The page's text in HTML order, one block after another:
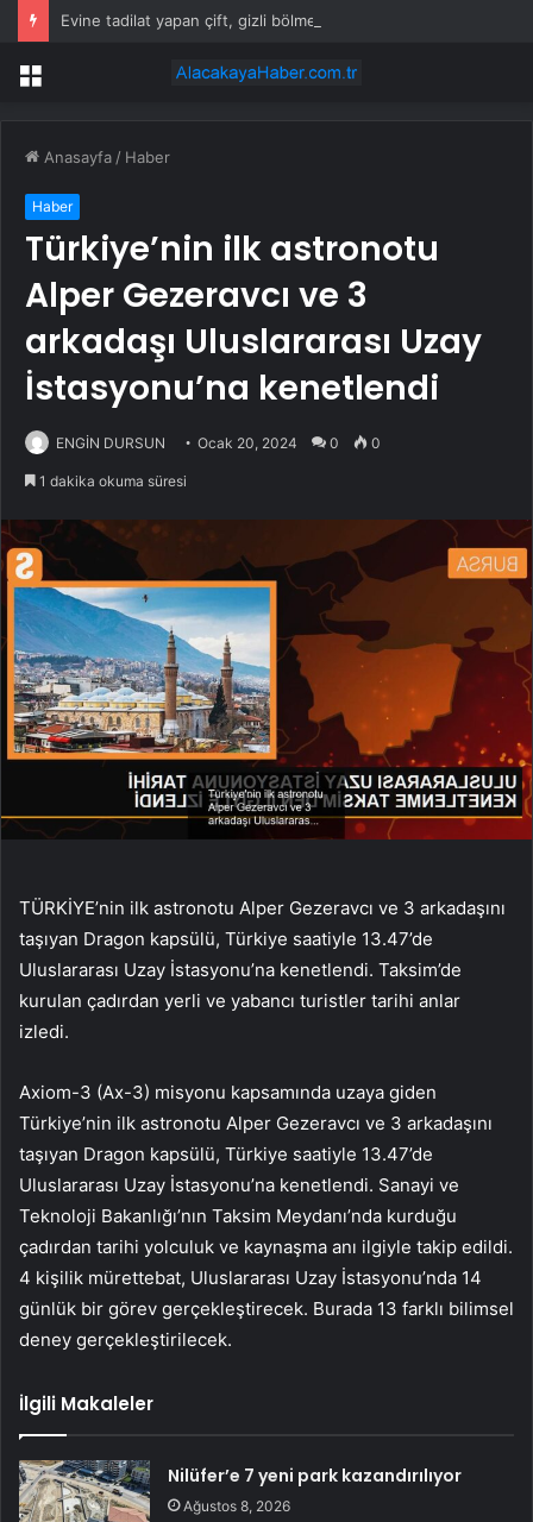
Menü
Anasayfa / Haber
Haber
Türkiye’nin ilk astronotu
Alper Gezeravcı ve 3
arkadaşı Uluslararası Uzay
İstasyonu’na kenetlendi
ENGİN DURSUN Ocak 20, 2024 0 0
1 dakika okuma süresi
TÜRKİYE’nin ilk astronotu Alper Gezeravcı ve 3 arkadaşını
taşıyan Dragon kapsülü, Türkiye saatiyle 13.47’de
Uluslararası Uzay İstasyonu’na kenetlendi. Taksim’de
kurulan çadırdan yerli ve yabancı turistler tarihi anlar
izledi.
Axiom-3 (Ax-3) misyonu kapsamında uzaya giden
Türkiye’nin ilk astronotu Alper Gezeravcı ve 3 arkadaşını
taşıyan Dragon kapsülü, Türkiye saatiyle 13.47’de
Uluslararası Uzay İstasyonu’na kenetlendi. Sanayi ve
Teknoloji Bakanlığı’nın Taksim Meydanı’nda kurduğu
çadırdan tarihi yolculuk ve kaynaşma anı ilgiyle takip edildi.
4 kişilik mürettebat, Uluslararası Uzay İstasyonu’nda 14
günlük bir görev gerçekleştirecek. Burada 13 farklı bilimsel
deney gerçekleştirilecek.
İlgili Makaleler
Nilüfer’e 7 yeni park kazandırılıyor
Ağustos 8, 2026